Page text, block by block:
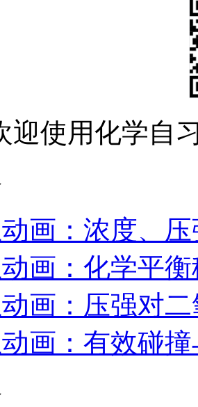
迎使用化学自
画：浓度、
画：化学平
画：压强对
画：有效碰